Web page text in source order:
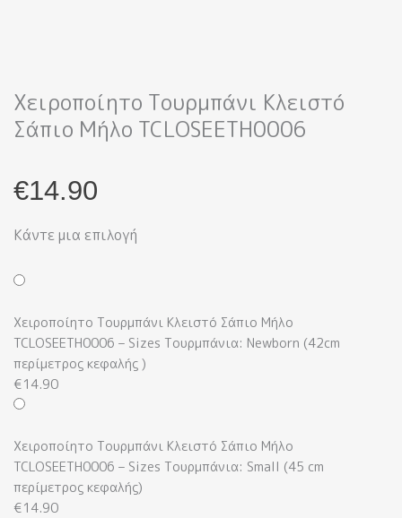
Χειροποίητο Τουρμπάνι Κλειστό
Σάπιο Μήλο TCLOSEETH0006
€14.90
Κάντε μια επιλογή
Χειροποίητο Τουρμπάνι Κλειστό Σάπιο Μήλο
TCLOSEETH0006 – Sizes Τουρμπάνια: Newborn (42cm
περίμετρος κεφαλής )
€14.90
Χειροποίητο Τουρμπάνι Κλειστό Σάπιο Μήλο
TCLOSEETH0006 – Sizes Τουρμπάνια: Small (45 cm
περίμετρος κεφαλής)
€14.90
Χειροποίητο
Κλειστό
Σάπιο
Μήλο
TCLOSEETH0006
ποσότητα